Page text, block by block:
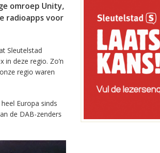
omroep Unity,
radioapps voor
Sleutelstad
deze regio. Zo’n
regio waren
Europa sinds
de DAB-zenders